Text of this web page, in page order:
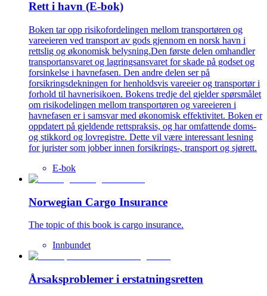
Rett i havn (E-bok)
Boken tar opp risikofordelingen mellom transportøren og
vareeieren ved transport av gods gjennom en norsk havn i
rettslig og økonomisk belysning.Den første delen omhandler
transportansvaret og lagringsansvaret for skade på godset og
forsinkelse i havnefasen. Den andre delen ser på
forsikringsdekningen for henholdsvis vareeier og transportør i
forhold til havnerisikoen. Bokens tredje del gjelder spørsmålet
om risikodelingen mellom transportøren og vareeieren i
havnefasen er i samsvar med økonomisk effektivitet. Boken er
oppdatert på gjeldende rettspraksis, og har omfattende doms-
og stikkord og lovregistre. Dette vil være interessant lesning
for jurister som jobber innen forsikrings-, transport og sjørett.
E-bok
Norwegian Cargo Insurance
The topic of this book is cargo insurance.
Innbundet
Årsaksproblemer i erstatningsretten